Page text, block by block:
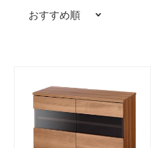
おすすめ順